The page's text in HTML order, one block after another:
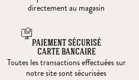
directement au magasin
PAIEMENT SÉCURISÉ
CARTE BANCAIRE
Toutes les transactions effectuées sur
notre site sont sécurisées